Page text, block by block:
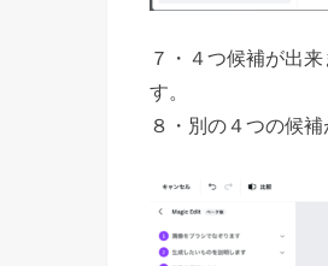
７・４つ候補が出
す。
８・別の４つの候